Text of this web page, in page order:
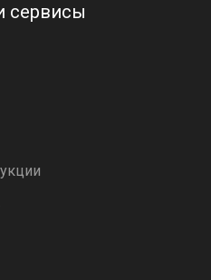
сервисы